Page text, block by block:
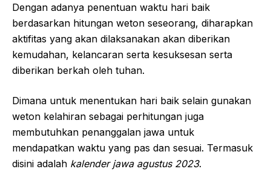
Dengan adanya penentuan waktu hari baik
berdasarkan hitungan weton seseorang, diharapkan
aktifitas yang akan dilaksanakan akan diberikan
kemudahan, kelancaran serta kesuksesan serta
diberikan berkah oleh tuhan.
Dimana untuk menentukan hari baik selain gunakan
weton kelahiran sebagai perhitungan juga
membutuhkan penanggalan jawa untuk
mendapatkan waktu yang pas dan sesuai. Termasuk
disini adalah kalender jawa agustus 2023.